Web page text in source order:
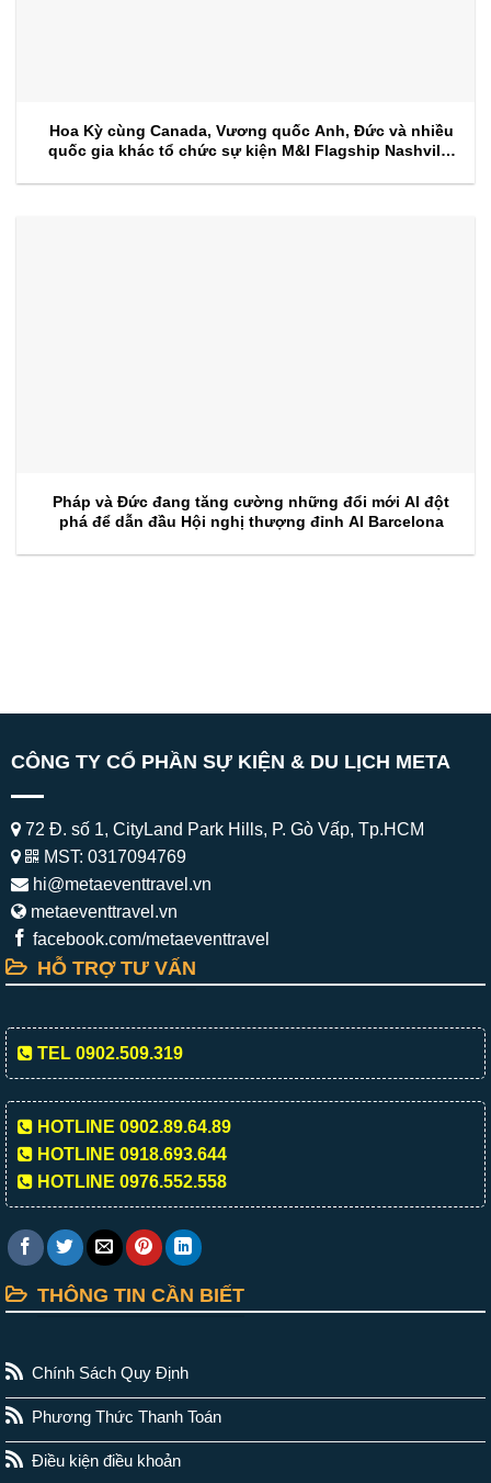
Hoa Kỳ cùng Canada, Vương quốc Anh, Đức và nhiều
quốc gia khác tổ chức sự kiện M&I Flagship Nashville
Pháp và Đức đang tăng cường những đổi mới AI đột
phá để dẫn đầu Hội nghị thượng đỉnh AI Barcelona
CÔNG TY CỔ PHẦN SỰ KIỆN & DU LỊCH META
72 Đ. số 1, CityLand Park Hills, P. Gò Vấp, Tp.HCM
MST: 0317094769
hi@metaeventtravel.vn
metaeventtravel.vn
facebook.com/metaeventtravel
HỖ TRỢ TƯ VẤN
TEL 0902.509.319
HOTLINE 0902.89.64.89
HOTLINE 0918.693.644
HOTLINE 0976.552.558
THÔNG TIN CẦN BIẾT
Chính Sách Quy Định
Phương Thức Thanh Toán
Điều kiện điều khoản